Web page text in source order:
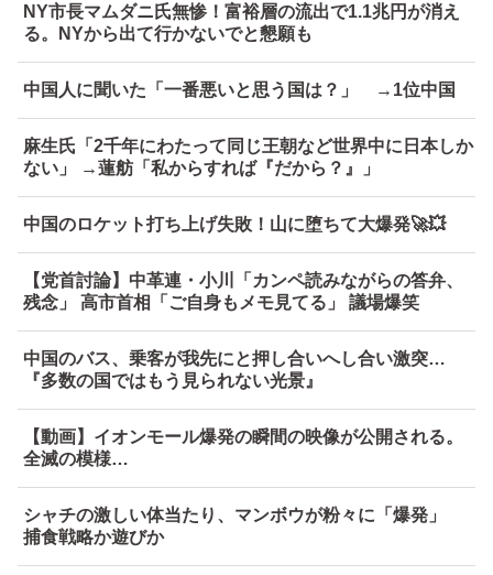
NY市長マムダニ氏無惨！富裕層の流出で1.1兆円が消え
る。NYから出て行かないでと懇願も
中国人に聞いた「一番悪いと思う国は？」 →1位中国
麻生氏「2千年にわたって同じ王朝など世界中に日本しか
ない」 →蓮舫「私からすれば『だから？』」
中国のロケット打ち上げ失敗！山に堕ちて大爆発🚀💥
【党首討論】中革連・小川「カンペ読みながらの答弁、
残念」 高市首相「ご自身もメモ見てる」 議場爆笑
中国のバス、乗客が我先にと押し合いへし合い激突…
『多数の国ではもう見られない光景』
【動画】イオンモール爆発の瞬間の映像が公開される。
全滅の模様…
シャチの激しい体当たり、マンボウが粉々に「爆発」
捕食戦略か遊びか